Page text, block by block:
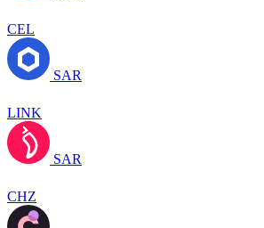
CEL
SAR
LINK
SAR
CHZ